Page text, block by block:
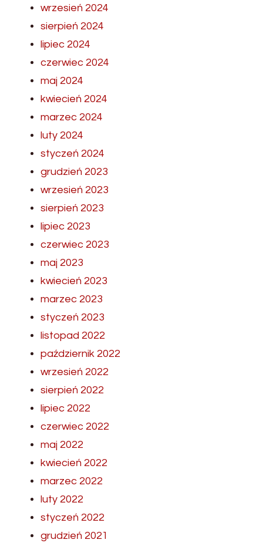
wrzesień 2024
sierpień 2024
lipiec 2024
czerwiec 2024
maj 2024
kwiecień 2024
marzec 2024
luty 2024
styczeń 2024
grudzień 2023
wrzesień 2023
sierpień 2023
lipiec 2023
czerwiec 2023
maj 2023
kwiecień 2023
marzec 2023
styczeń 2023
listopad 2022
październik 2022
wrzesień 2022
sierpień 2022
lipiec 2022
czerwiec 2022
maj 2022
kwiecień 2022
marzec 2022
luty 2022
styczeń 2022
grudzień 2021